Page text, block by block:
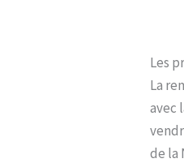
Les
La
avec
de la